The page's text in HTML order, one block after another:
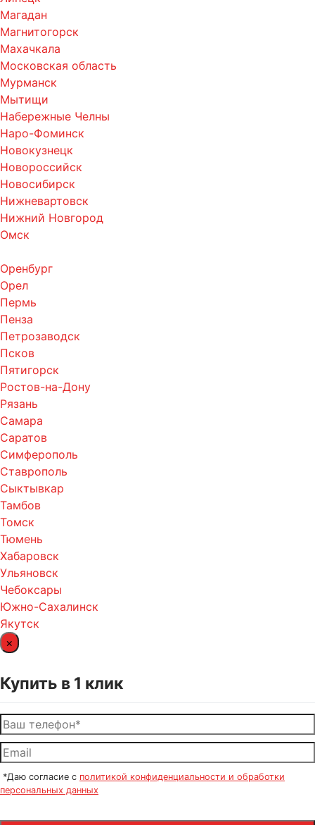
Магадан
Магнитогорск
Махачкала
Московская область
Мурманск
Мытищи
Набережные Челны
Наро-Фоминск
Новокузнецк
Новороссийск
Новосибирск
Нижневартовск
Нижний Новгород
Омск
Оренбург
Орел
Пермь
Пенза
Петрозаводск
Псков
Пятигорск
Ростов-на-Дону
Рязань
Самара
Саратов
Симферополь
Ставрополь
Сыктывкар
Тамбов
Томск
Тюмень
Хабаровск
Ульяновск
Чебоксары
Южно-Сахалинск
Якутск
×
Купить в 1 клик
*Даю согласие с политикой конфиденциальности и обработки
персональных данных